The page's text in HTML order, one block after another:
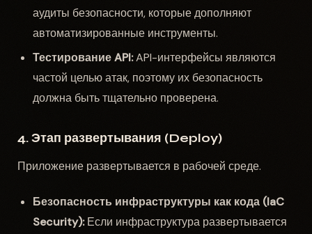
аудиты безопасности, которые дополняют
автоматизированные инструменты.
Тестирование API:API-интерфейсы являются
частой целью атак, поэтому их безопасность
должна быть тщательно проверена.
4. Этап развертывания (Deploy)
Приложение развертывается в рабочей среде.
Безопасность инфраструктуры как кода (IaC
Security):Если инфраструктура развертывается